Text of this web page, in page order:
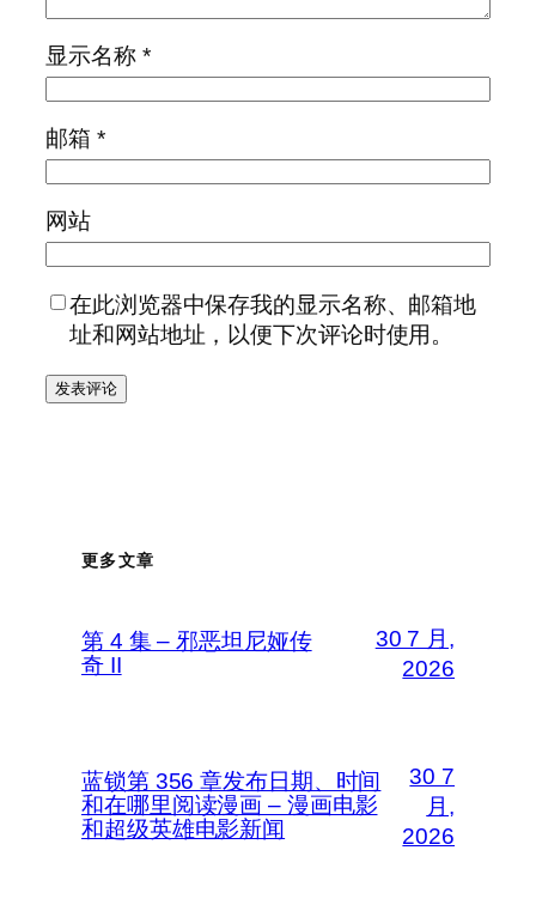
显示名称 *
邮箱 *
网站
在此浏览器中保存我的显示名称、邮箱地
址和网站地址，以便下次评论时使用。
更多文章
第 4 集 – 邪恶坦尼娅传
奇 II
30 7 月,
2026
蓝锁第 356 章发布日期、时间
和在哪里阅读漫画 – 漫画电影
和超级英雄电影新闻
30 7
月,
2026